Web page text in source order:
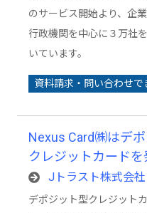
のサービス開始より、企業
行政機関を中心に３万社
いています。
資料請求・問い合わせで
Nexus Card㈱はデ
クレジットカード
Jトラスト株式会社
デポジット型クレジット